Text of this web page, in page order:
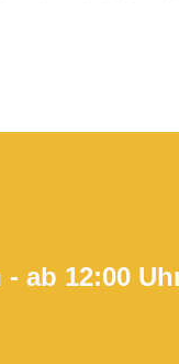
ab 12:00